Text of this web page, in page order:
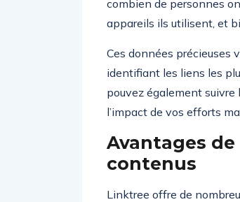
combien de personnes
appareils ils utilisent, et
Ces données précieuses
identifiant les liens les
pouvez également suivre
l’impact de vos efforts
Avantages
contenus
Linktree offre de